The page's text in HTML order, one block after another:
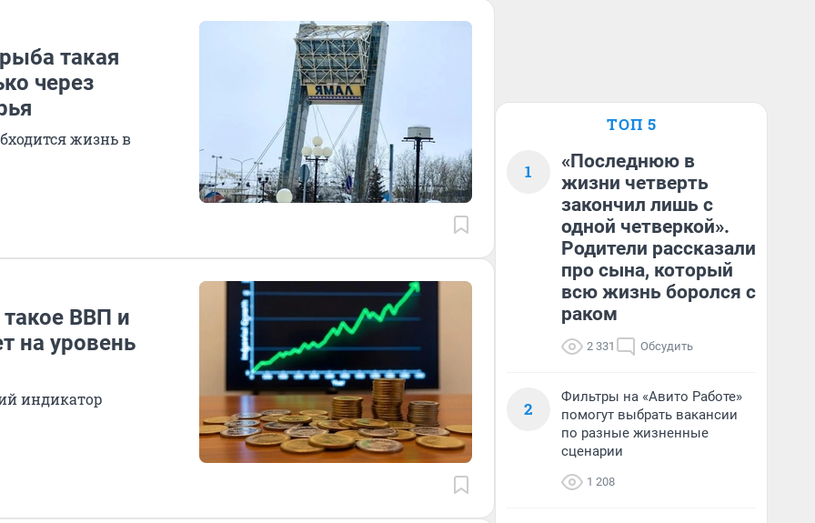
такая
через
жизнь в
такое ВВП и
на уровень
индикатор
ТОП 5
1
«Последнюю в
жизни четверть
закончил лишь с
одной четверкой».
Родители рассказали
про сына, который
всю жизнь боролся с
раком
2 331 Обсудить
2
Фильтры на «Авито Работе»
помогут выбрать вакансии
по разные жизненные
сценарии
1 208